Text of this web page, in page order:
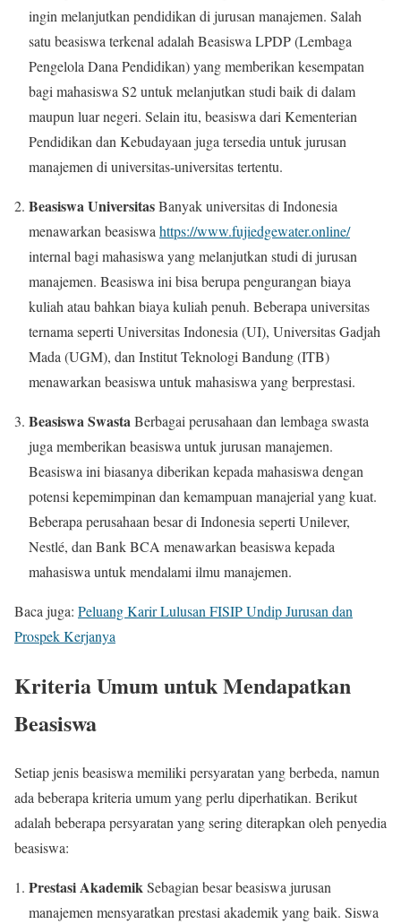
ingin melanjutkan pendidikan di jurusan manajemen. Salah
satu beasiswa terkenal adalah Beasiswa LPDP (Lembaga
Pengelola Dana Pendidikan) yang memberikan kesempatan
bagi mahasiswa S2 untuk melanjutkan studi baik di dalam
maupun luar negeri. Selain itu, beasiswa dari Kementerian
Pendidikan dan Kebudayaan juga tersedia untuk jurusan
manajemen di universitas-universitas tertentu.
Beasiswa UniversitasBanyak universitas di Indonesia
menawarkan beasiswa https://www.fujiedgewater.online/
internal bagi mahasiswa yang melanjutkan studi di jurusan
manajemen. Beasiswa ini bisa berupa pengurangan biaya
kuliah atau bahkan biaya kuliah penuh. Beberapa universitas
ternama seperti Universitas Indonesia (UI), Universitas Gadjah
Mada (UGM), dan Institut Teknologi Bandung (ITB)
menawarkan beasiswa untuk mahasiswa yang berprestasi.
Beasiswa SwastaBerbagai perusahaan dan lembaga swasta
juga memberikan beasiswa untuk jurusan manajemen.
Beasiswa ini biasanya diberikan kepada mahasiswa dengan
potensi kepemimpinan dan kemampuan manajerial yang kuat.
Beberapa perusahaan besar di Indonesia seperti Unilever,
Nestlé, dan Bank BCA menawarkan beasiswa kepada
mahasiswa untuk mendalami ilmu manajemen.
Baca juga: Peluang Karir Lulusan FISIP Undip Jurusan dan
Prospek Kerjanya
Kriteria Umum untuk Mendapatkan
Beasiswa
Setiap jenis beasiswa memiliki persyaratan yang berbeda, namun
ada beberapa kriteria umum yang perlu diperhatikan. Berikut
adalah beberapa persyaratan yang sering diterapkan oleh penyedia
beasiswa:
Prestasi AkademikSebagian besar beasiswa jurusan
manajemen mensyaratkan prestasi akademik yang baik. Siswa